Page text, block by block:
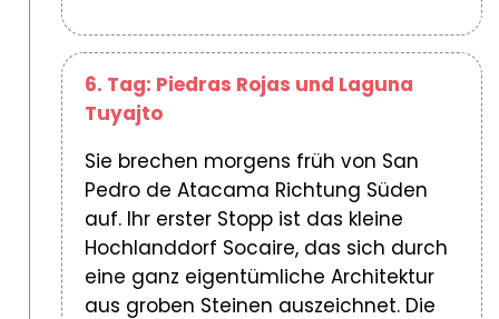
6. Tag: Piedras Rojas und Laguna
Tuyajto
Sie brechen morgens früh von San
Pedro de Atacama Richtung Süden
auf. Ihr erster Stopp ist das kleine
Hochlanddorf Socaire, das sich durch
eine ganz eigentümliche Architektur
aus groben Steinen auszeichnet. Die